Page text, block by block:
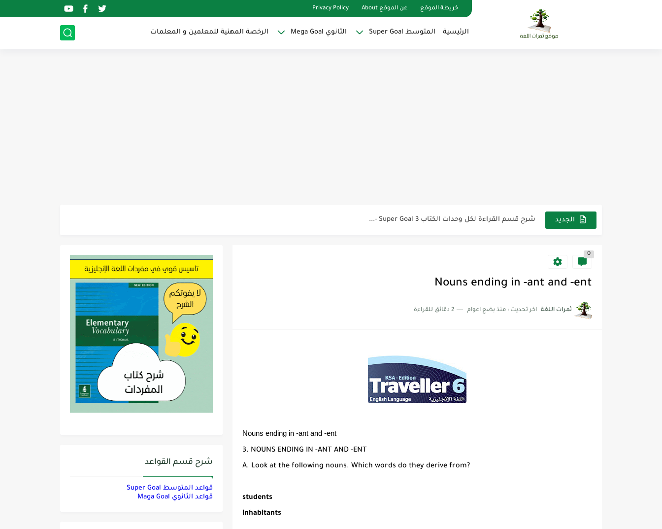
خريطة الموقع عن الموقع About Privacy Policy
الرئيسية المتوسط Super Goal الثانوي Mega Goal الرخصة المهنية للمعلمين و المعلمات
الجديد شرح قسم القراءة لكل وحدات الكتاب Super Goal 3 -...
0
Nouns ending in -ant and -ent
ثمرات اللغة اخر تحديث : منذ بضع اعوام 2 دقائق للقراءة
Nouns ending in -ant and -ent
3. NOUNS ENDING IN -ANT AND -ENT
A. Look at the following nouns. Which words do they derive from?
students
inhabitants
شرح قسم القواعد
قواعد المتوسط Super Goal
قواعد الثانوي Maga Goal